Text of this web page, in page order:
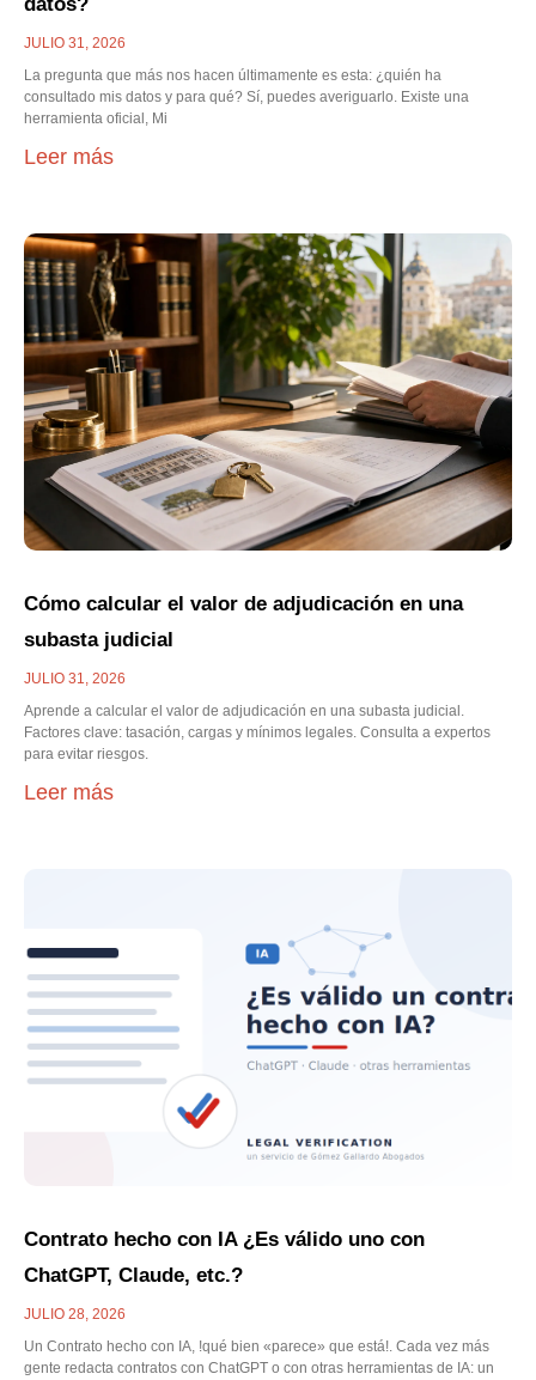
JULIO 31, 2026
La pregunta que más nos hacen últimamente es esta: ¿quién ha
consultado mis datos y para qué? Sí, puedes averiguarlo. Existe una
herramienta oficial, Mi
Leer más
Cómo calcular el valor de adjudicación en una
subasta judicial
JULIO 31, 2026
Aprende a calcular el valor de adjudicación en una subasta judicial.
Factores clave: tasación, cargas y mínimos legales. Consulta a expertos
para evitar riesgos.
Leer más
Contrato hecho con IA ¿Es válido uno con
ChatGPT, Claude, etc.?
JULIO 28, 2026
Un Contrato hecho con IA, !qué bien «parece» que está!. Cada vez más
gente redacta contratos con ChatGPT o con otras herramientas de IA: un